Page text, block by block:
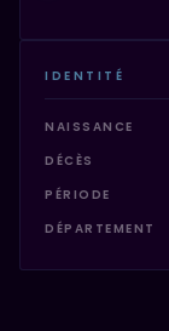
IDENTITÉ
NAISSANCE
DÉCÈS
PÉRIODE
DÉPARTEMENT